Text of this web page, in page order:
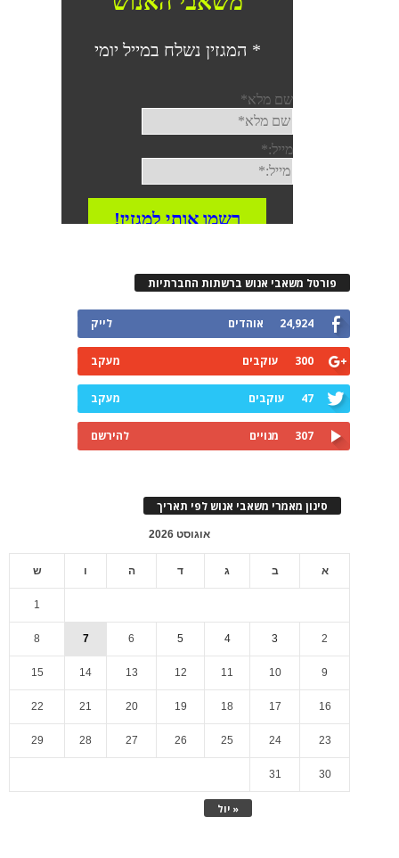
פורטל משאבי אנוש ברשתות החברתיות
24,924 אוהדים לייק
300 עוקבים מעקב
47 עוקבים מעקב
307 מנויים להירשם
סינון מאמרי משאבי אנוש לפי תאריך
אוגוסט 2026
א ב ג ד ה ו ש
« יול
1
2
3
4
5
6
7
8
9
10
11
12
13
14
15
16
17
18
19
20
21
22
23
24
25
26
27
28
29
30
31